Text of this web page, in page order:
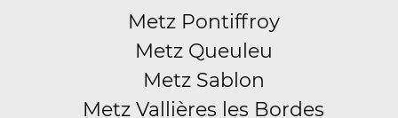
Metz Pontiffroy
Metz Queuleu
Metz Sablon
Metz Vallières les Bordes